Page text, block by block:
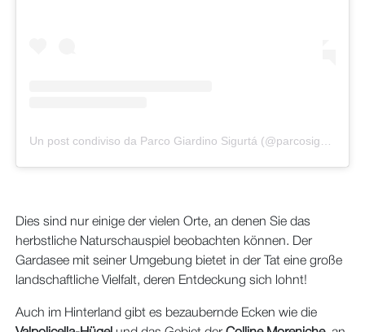
Dies sind nur einige der vielen Orte, an denen Sie das
herbstliche Naturschauspiel beobachten können. Der
Gardasee mit seiner Umgebung bietet in der Tat eine große
landschaftliche Vielfalt, deren Entdeckung sich lohnt!
Auch im Hinterland gibt es bezaubernde Ecken wie die